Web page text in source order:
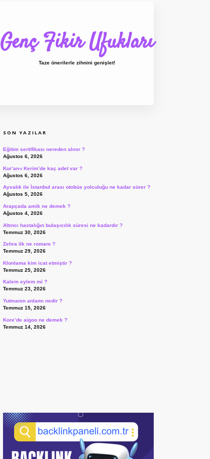
Genç Fikir Ufukları
Taze önerilerle zihnini genişlet!
SON YAZILAR
Eğitim sertifikası nereden alınır ?
Ağustos 6, 2026
Kur’an-ı Kerim’de kaç adet var ?
Ağustos 6, 2026
Ayvalık ile İstanbul arası otobüs yolculuğu ne kadar sürer ?
Ağustos 5, 2026
Arapçada amik ne demek ?
Ağustos 4, 2026
Altıncı hastalığın bulaşıcılık süresi ne kadardır ?
Temmuz 30, 2026
Zehra ilk ne romanı ?
Temmuz 29, 2026
Klonlama kim icat etmiştir ?
Temmuz 25, 2026
Kalem eylem mi ?
Temmuz 23, 2026
Yutmanın anlamı nedir ?
Temmuz 15, 2026
Kore’de aigoo ne demek ?
Temmuz 14, 2026